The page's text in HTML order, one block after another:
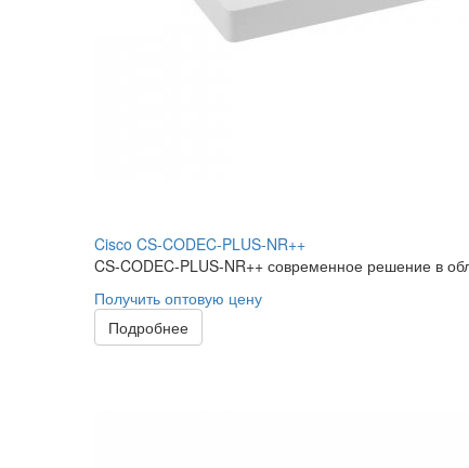
Cisco CS-CODEC-PLUS-NR++
CS-CODEC-PLUS-NR++ современное решение в
Получить оптовую цену
Подробнее